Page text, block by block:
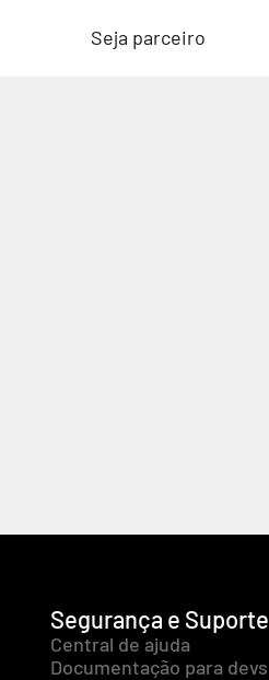
Seja parceiro
Segurança e Suporte
Central de ajuda
Documentação para devs